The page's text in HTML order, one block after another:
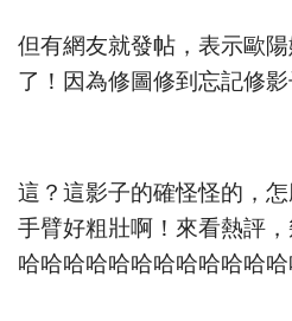
但有網友就發帖，表示歐
了！因為修圖修到忘記修
這？這影子的確怪怪的，
手臂好粗壯啊！來看熱評
哈哈哈哈哈哈哈哈哈哈哈哈